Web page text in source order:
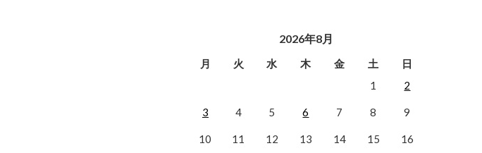
2026年8月
月 火 水 木 金 土
日
1
2
3 4 5 6 7 8 9
10 11 12 13 14 15 16